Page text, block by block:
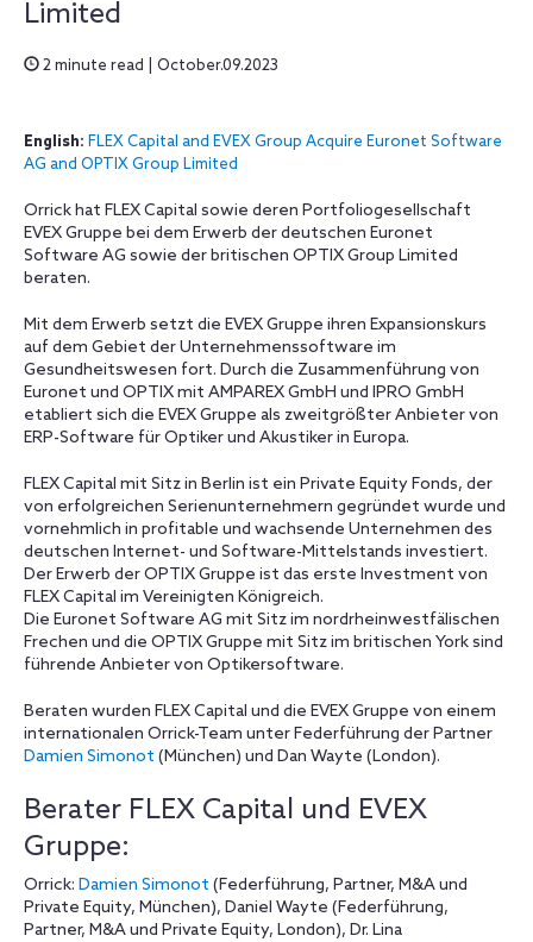
Limited
2 minute read | October.09.2023
English: FLEX Capital and EVEX Group Acquire Euronet Software
AG and OPTIX Group Limited
Orrick hat FLEX Capital sowie deren Portfoliogesellschaft
EVEX Gruppe bei dem Erwerb der deutschen Euronet
Software AG sowie der britischen OPTIX Group Limited
beraten.
Mit dem Erwerb setzt die EVEX Gruppe ihren Expansionskurs
auf dem Gebiet der Unternehmenssoftware im
Gesundheitswesen fort. Durch die Zusammenführung von
Euronet und OPTIX mit AMPAREX GmbH und IPRO GmbH
etabliert sich die EVEX Gruppe als zweitgrößter Anbieter von
ERP-Software für Optiker und Akustiker in Europa.
FLEX Capital mit Sitz in Berlin ist ein Private Equity Fonds, der
von erfolgreichen Serienunternehmern gegründet wurde und
vornehmlich in profitable und wachsende Unternehmen des
deutschen Internet- und Software-Mittelstands investiert.
Der Erwerb der OPTIX Gruppe ist das erste Investment von
FLEX Capital im Vereinigten Königreich.
Die Euronet Software AG mit Sitz im nordrheinwestfälischen
Frechen und die OPTIX Gruppe mit Sitz im britischen York sind
führende Anbieter von Optikersoftware.
Beraten wurden FLEX Capital und die EVEX Gruppe von einem
internationalen Orrick-Team unter Federführung der Partner
Damien Simonot (München) und Dan Wayte (London).
Berater FLEX Capital und EVEX
Gruppe:
Orrick: Damien Simonot (Federführung, Partner, M&A und
Private Equity, München), Daniel Wayte (Federführung,
Partner, M&A und Private Equity, London), Dr. Lina